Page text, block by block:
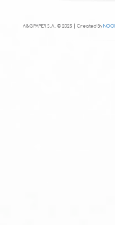
A&G PAPER S.A. © 2025 | Created By